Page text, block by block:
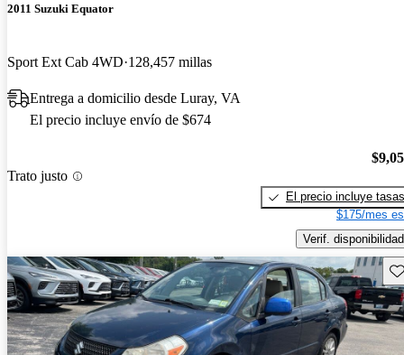
2011 Suzuki Equator
Sport Ext Cab 4WD 128,457 millas
Entrega a domicilio desde Luray, VA
El precio incluye envío de $674
Trato justo
El precio incluye tasas
$175/mes
Verif. disponibilidad